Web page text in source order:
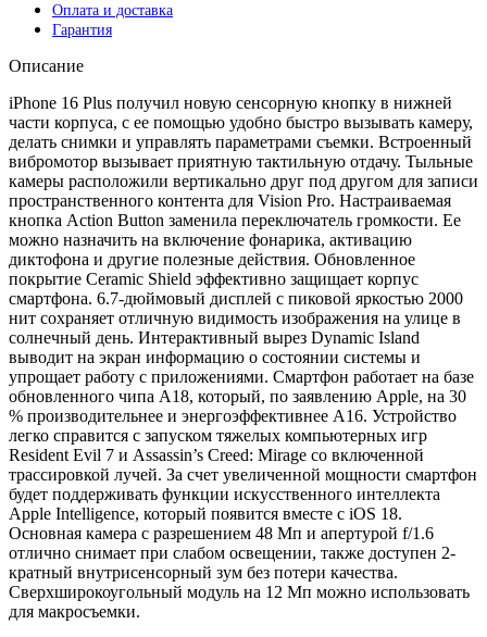
Оплата и доставка
Гарантия
Описание
iPhone 16 Plus получил новую сенсорную кнопку в нижней
части корпуса, с ее помощью удобно быстро вызывать камеру,
делать снимки и управлять параметрами съемки. Встроенный
вибромотор вызывает приятную тактильную отдачу. Тыльные
камеры расположили вертикально друг под другом для записи
пространственного контента для Vision Pro. Настраиваемая
кнопка Action Button заменила переключатель громкости. Ее
можно назначить на включение фонарика, активацию
диктофона и другие полезные действия. Обновленное
покрытие Ceramic Shield эффективно защищает корпус
смартфона. 6.7-дюймовый дисплей с пиковой яркостью 2000
нит сохраняет отличную видимость изображения на улице в
солнечный день. Интерактивный вырез Dynamic Island
выводит на экран информацию о состоянии системы и
упрощает работу с приложениями. Смартфон работает на базе
обновленного чипа A18, который, по заявлению Apple, на 30
% производительнее и энергоэффективнее A16. Устройство
легко справится с запуском тяжелых компьютерных игр
Resident Evil 7 и Assassin’s Creed: Mirage со включенной
трассировкой лучей. За счет увеличенной мощности смартфон
будет поддерживать функции искусственного интеллекта
Apple Intelligence, который появится вместе с iOS 18.
Основная камера с разрешением 48 Мп и апертурой f/1.6
отлично снимает при слабом освещении, также доступен 2-
кратный внутрисенсорный зум без потери качества.
Сверхширокоугольный модуль на 12 Мп можно использовать
для макросъемки.